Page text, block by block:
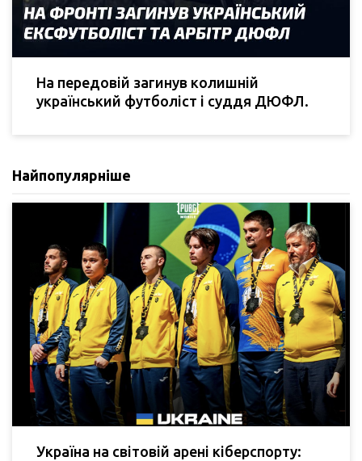
На передовій загинув колишній
український футболіст і суддя ДЮФЛ.
Найпопулярніше
Україна на світовій арені кіберспорту: